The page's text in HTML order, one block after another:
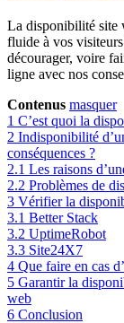
La disponibilité site
fluide à vos
décourager, voire
ligne avec nos
Contenus masquer
1 C’est quoi la
2 Indisponibilité
conséquences ?
2.1 Les raisons
2.2 Problèmes de
3 Vérifier la
3.1 Better Stack
3.2 UptimeRobot
3.3 Site24X7
4 Que faire en cas
5 Garantir la
web
6 Conclusion